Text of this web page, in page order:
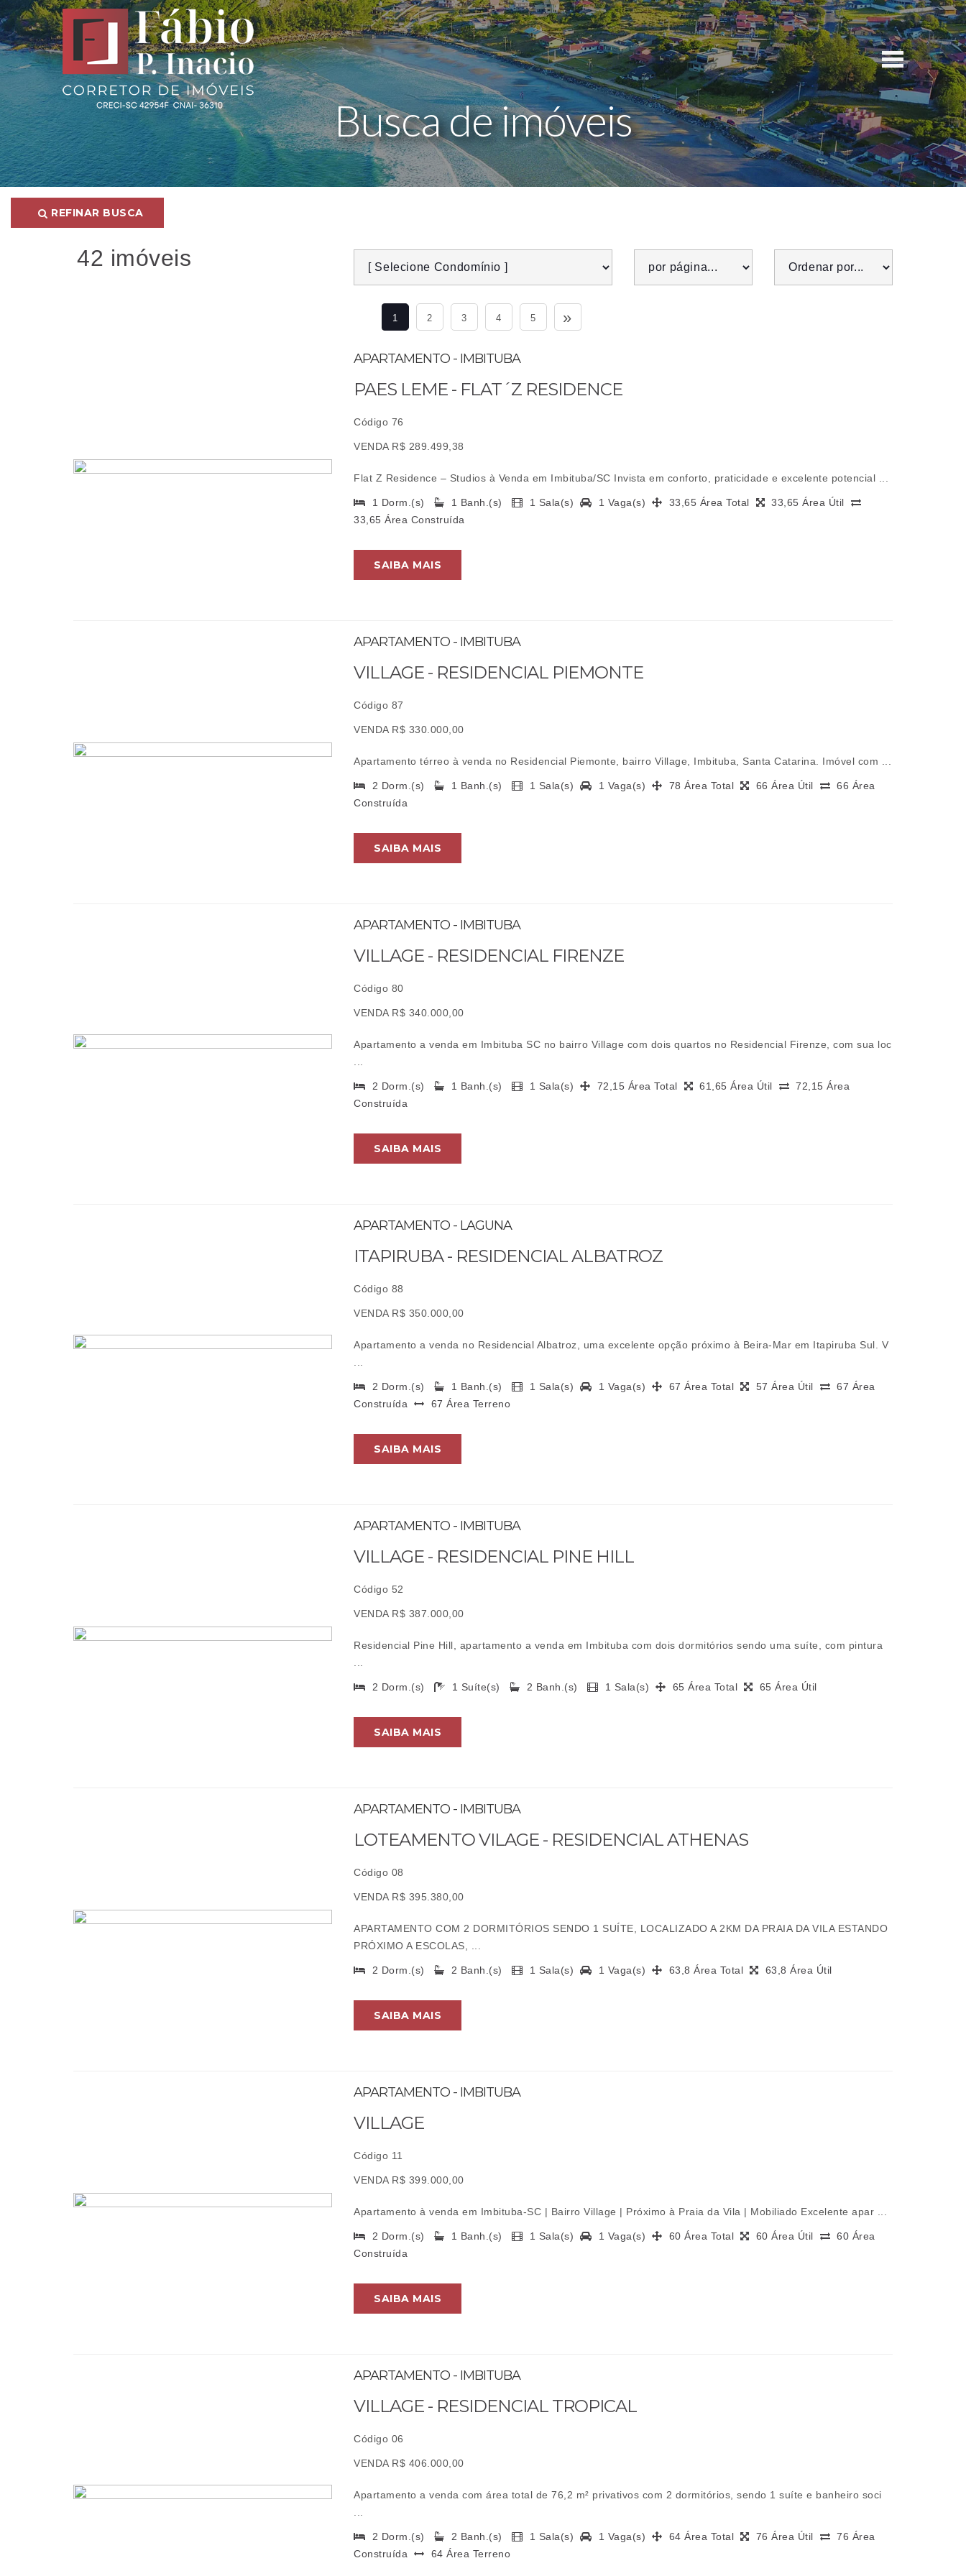
Busca de imóveis
REFINAR BUSCA
42 imóveis
1 2 3 4 5 »
APARTAMENTO - IMBITUBA
PAES LEME - FLAT´Z RESIDENCE
Código 76
VENDA R$ 289.499,38
Flat Z Residence – Studios à Venda em Imbituba/SC Invista em conforto, praticidade e excelente potencial ...
1 Dorm.(s) 1 Banh.(s) 1 Sala(s) 1 Vaga(s) 33,65 Área Total
33,65 Área Útil
33,65 Área Construída
SAIBA MAIS
APARTAMENTO - IMBITUBA
VILLAGE - RESIDENCIAL PIEMONTE
Código 87
VENDA R$ 330.000,00
Apartamento térreo à venda no Residencial Piemonte, bairro Village, Imbituba, Santa Catarina. Imóvel com ...
2 Dorm.(s) 1 Banh.(s) 1 Sala(s) 1 Vaga(s) 78 Área Total 66 Área Útil
66 Área
Construída
SAIBA MAIS
APARTAMENTO - IMBITUBA
VILLAGE - RESIDENCIAL FIRENZE
Código 80
VENDA R$ 340.000,00
Apartamento a venda em Imbituba SC no bairro Village com dois quartos no Residencial Firenze, com sua loc
...
2 Dorm.(s) 1 Banh.(s) 1 Sala(s) 72,15 Área Total 61,65 Área Útil
72,15 Área
Construída
SAIBA MAIS
APARTAMENTO - LAGUNA
ITAPIRUBA - RESIDENCIAL ALBATROZ
Código 88
VENDA R$ 350.000,00
Apartamento a venda no Residencial Albatroz, uma excelente opção próximo à Beira-Mar em Itapiruba Sul. V
...
2 Dorm.(s) 1 Banh.(s) 1 Sala(s) 1 Vaga(s) 67 Área Total 57 Área Útil
67 Área
Construída
67 Área Terreno
SAIBA MAIS
APARTAMENTO - IMBITUBA
VILLAGE - RESIDENCIAL PINE HILL
Código 52
VENDA R$ 387.000,00
Residencial Pine Hill, apartamento a venda em Imbituba com dois dormitórios sendo uma suíte, com pintura
...
2 Dorm.(s) 1 Suíte(s) 2 Banh.(s) 1 Sala(s) 65 Área Total 65 Área Útil
SAIBA MAIS
APARTAMENTO - IMBITUBA
LOTEAMENTO VILAGE - RESIDENCIAL ATHENAS
Código 08
VENDA R$ 395.380,00
APARTAMENTO COM 2 DORMITÓRIOS SENDO 1 SUÍTE, LOCALIZADO A 2KM DA PRAIA DA VILA ESTANDO
PRÓXIMO A ESCOLAS, ...
2 Dorm.(s) 2 Banh.(s) 1 Sala(s) 1 Vaga(s) 63,8 Área Total 63,8 Área Útil
SAIBA MAIS
APARTAMENTO - IMBITUBA
VILLAGE
Código 11
VENDA R$ 399.000,00
Apartamento à venda em Imbituba-SC | Bairro Village | Próximo à Praia da Vila | Mobiliado Excelente apar ...
2 Dorm.(s) 1 Banh.(s) 1 Sala(s) 1 Vaga(s) 60 Área Total 60 Área Útil
60 Área
Construída
SAIBA MAIS
APARTAMENTO - IMBITUBA
VILLAGE - RESIDENCIAL TROPICAL
Código 06
VENDA R$ 406.000,00
Apartamento a venda com área total de 76,2 m² privativos com 2 dormitórios, sendo 1 suíte e banheiro soci
...
2 Dorm.(s) 2 Banh.(s) 1 Sala(s) 1 Vaga(s) 64 Área Total 76 Área Útil
76 Área
Construída
64 Área Terreno